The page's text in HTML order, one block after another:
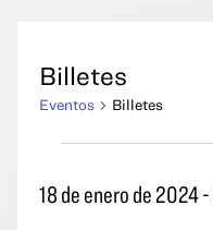
Billetes
Eventos Billetes
18 de enero de 2024 -